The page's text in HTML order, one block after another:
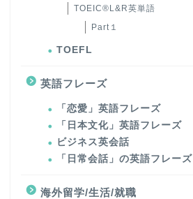
TOEIC®L&R英単語
Part１
TOEFL
英語フレーズ
「恋愛」英語フレーズ
「日本文化」英語フレーズ
ビジネス英会話
「日常会話」の英語フレーズ
海外留学/生活/就職